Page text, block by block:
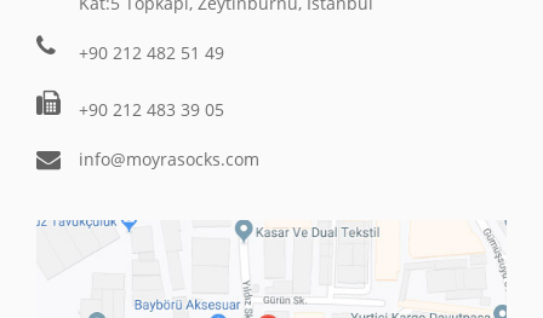
+90 212 482 51 49
+90 212 483 39 05
info@moyrasocks.com